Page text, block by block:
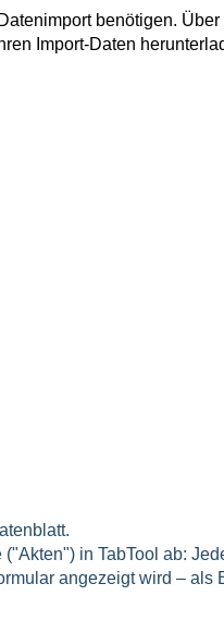
benötigen. Über
Import-Daten
in TabTool ab:
angezeigt wird – als